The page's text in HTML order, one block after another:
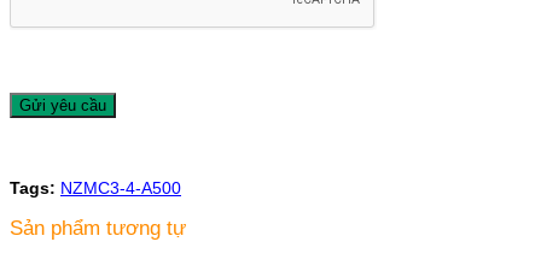
Tags: NZMC3-4-A500
Sản phẩm tương tự